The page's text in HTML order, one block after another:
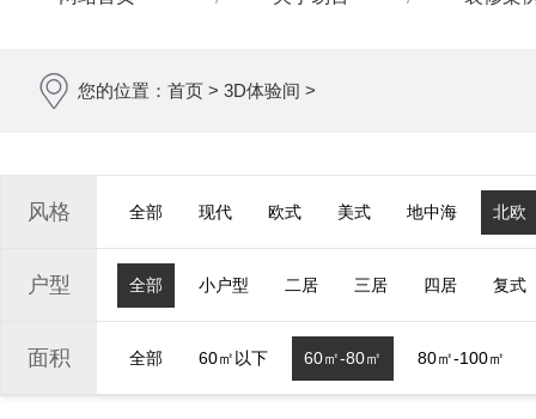
您的位置： 首页 > 3D体验间 >
风格 全部 现代 欧式 美式 地中海 北欧
户型 全部 小户型 二居 三居 四居 复式
面积 全部 60㎡以下 60㎡-80㎡ 80㎡-100㎡